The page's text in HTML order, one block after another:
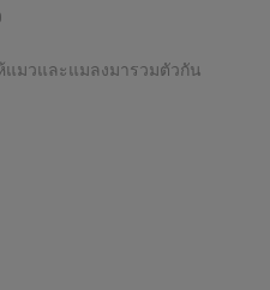
แมวและแมลงมารวมตัวกัน